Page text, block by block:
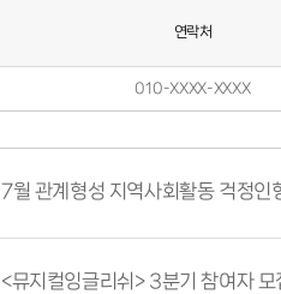
연락처
010-XXXX-XXXX
7월 관계형성 지역사회활동 걱정인
<뮤지컬잉글리쉬> 3분기 참여자 모